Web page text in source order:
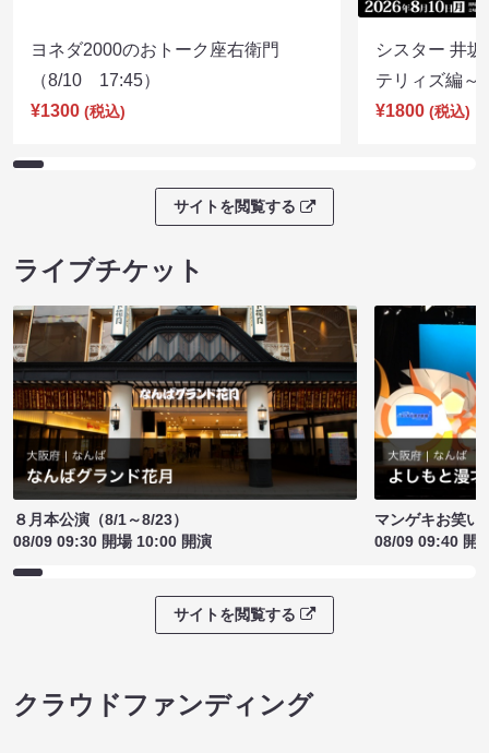
ヨネダ2000のおトーク座右衛門
（8/10 17:45）
¥1300 (税込)
シスター 井
テリィズ編
¥1800 (税込)
サイトを閲覧する
ライブチケット
８月本公演（8/1～8/23）
08/09 09:30 開場 10:00 開演
マンゲキお笑い
08/09 09:40 開
サイトを閲覧する
クラウドファンディング